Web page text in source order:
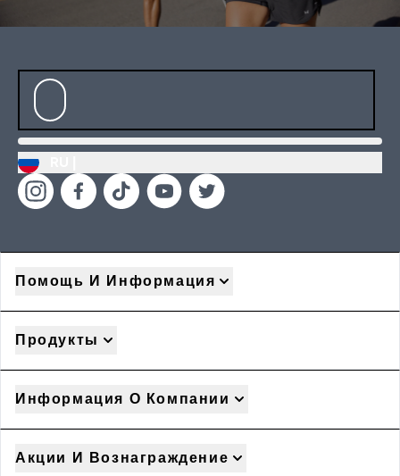
Помощь И Информация
Продукты
Информация О Компании
Акции И Вознаграждение